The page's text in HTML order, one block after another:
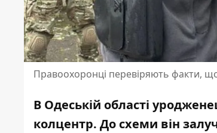
Правоохоронці перевіряють факти,
В Одеській області
колцентр. До схеми він